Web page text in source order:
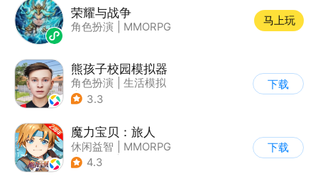
荣耀与战争
角色扮演 MMORPG
马上玩
熊孩子校园模拟器
角色扮演
生活模拟
| 写实
3.3
下载
魔力宝贝：旅人
休闲益智
MMORPG
| 异世界
4.3
下载